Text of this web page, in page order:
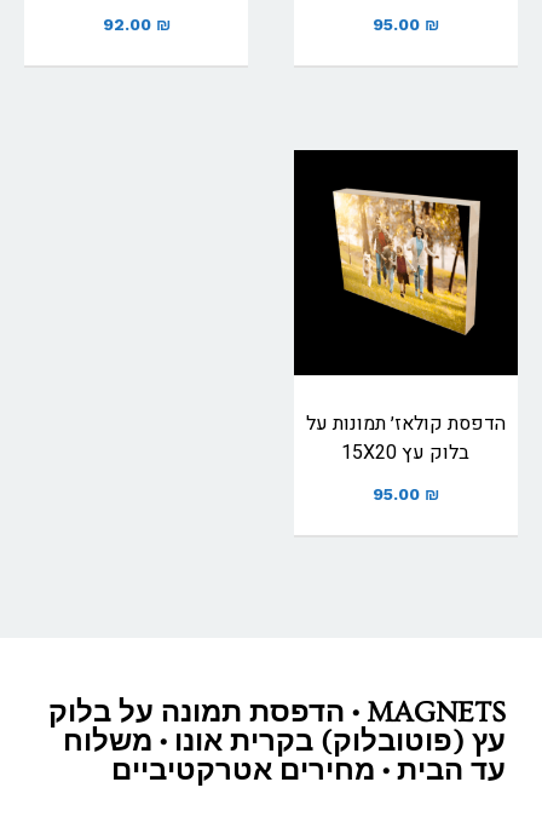
95.00 ₪
92.00 ₪
הדפסת קולאז׳ תמונות על
בלוק עץ 15X20
95.00 ₪
MAGNETS • הדפסת תמונה על בלוק
עץ (פוטובלוק) בקרית אונו • משלוח
עד הבית • מחירים אטרקטיביים